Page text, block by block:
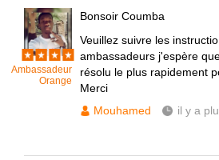
Ambassadeur
Orange
Bonsoir Coumba
Veuillez suivre les
ambassadeurs j'espère
résolu le plus rapidement
Merci
Mouhamed
il y a